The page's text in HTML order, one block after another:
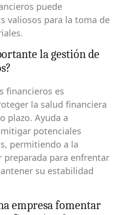
puede
valiosos para la toma de
la gestión de
financieros es
la salud financiera
plazo. Ayuda a
potenciales
permitiendo a la
preparada para enfrentar
su estabilidad
empresa fomentar